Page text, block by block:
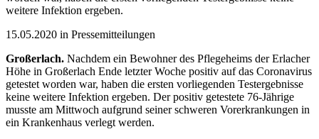
weitere Infektion ergeben.
15.05.2020 in Pressemitteilungen
Großerlach. Nachdem ein Bewohner des Pflegeheims der Erlacher
Höhe in Großerlach Ende letzter Woche positiv auf das Coronavirus
getestet worden war, haben die ersten vorliegenden Testergebnisse
keine weitere Infektion ergeben. Der positiv getestete 76-Jährige
musste am Mittwoch aufgrund seiner schweren Vorerkrankungen in
ein Krankenhaus verlegt werden.